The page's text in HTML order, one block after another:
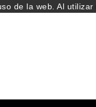
de la web. Al